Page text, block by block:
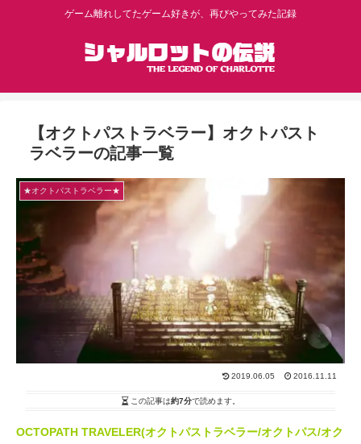
ゲーム離れしてたゲーム好きが、再びやってみた記録
【オクトパストラベラー】オクトパスト
ラベラーの記事一覧
★オクトパストラベラー★
2019.06.05 2016.11.11
この記事は約7分で読めます。
OCTOPATH TRAVELER(オクトパストラベラー/オクトパス/オク